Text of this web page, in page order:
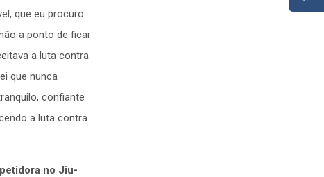
que eu procuro
a ponto de ficar
a luta contra
que nunca
confiante
a luta contra
no Jiu-